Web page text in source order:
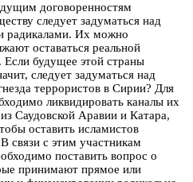
договоренностям
следует задуматься над
радикалами. Их можно
оставаться реальной
Если будущее этой страны
следует задуматься над
террористов в Сирии? Для
ликвидировать каналы их
Саудовской Аравии и Катара,
оставить исламистов
связи с этим участникам
поставить вопрос о
принимают прямое или